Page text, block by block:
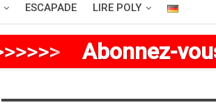
ESCAPADE LIRE POLY
>>>>> Abonnez-